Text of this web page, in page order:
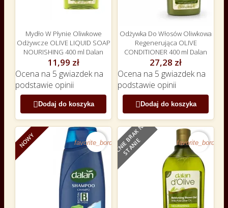
Mydło W Płynie Oliwkowe
Odżywcze OLIVE LIQUID SOAP
NOURISHING 400 ml Dalan
11,99 zł
Ocena na 5 gwiazdek na
podstawie opinii
 Dodaj do koszyka
Odżywka Do Włosów Oliwkowa
Regenerująca OLIVE
CONDITIONER 400 ml Dalan
27,28 zł
Ocena na 5 gwiazdek na
podstawie opinii
 Dodaj do koszyka
NOWY favorite_borderNOWY
O
B
E
C
N
I
E
B
R
A
K
N
A
S
T
A
N
I
E favorite_border